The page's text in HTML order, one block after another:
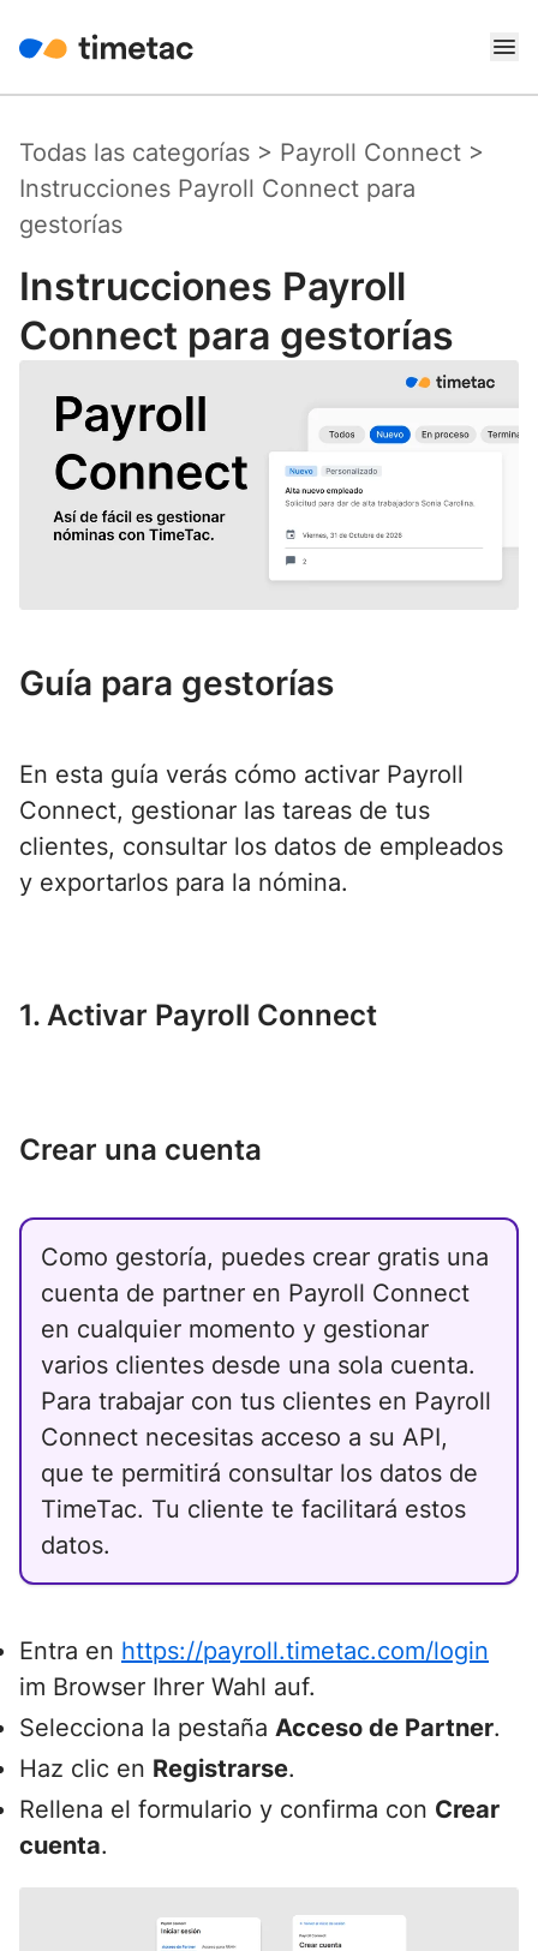
Todas las categorías > Payroll Connect >
Instrucciones Payroll Connect para
gestorías
Instrucciones Payroll
Connect para gestorías
Guía para gestorías
En esta guía verás cómo activar Payroll
Connect, gestionar las tareas de tus
clientes, consultar los datos de empleados
y exportarlos para la nómina.
1. Activar Payroll Connect
Crear una cuenta
Como gestoría, puedes crear gratis una
cuenta de partner en Payroll Connect
en cualquier momento y gestionar
varios clientes desde una sola cuenta.
Para trabajar con tus clientes en Payroll
Connect necesitas acceso a su API,
que te permitirá consultar los datos de
TimeTac. Tu cliente te facilitará estos
datos.
Entra en https://payroll.timetac.com/login
im Browser Ihrer Wahl auf.
Selecciona la pestaña Acceso de Partner.
Haz clic en Registrarse.
Rellena el formulario y confirma con Crear
cuenta.